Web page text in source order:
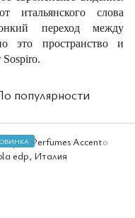
итальянского слова
переход между
пространство и
Sospiro.
популярности